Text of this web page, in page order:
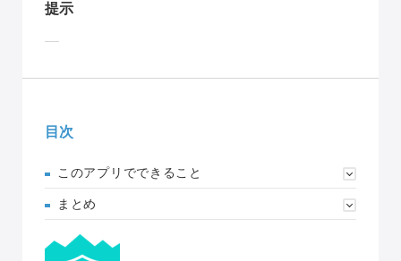
提示
目次
このアプリでできること
まとめ